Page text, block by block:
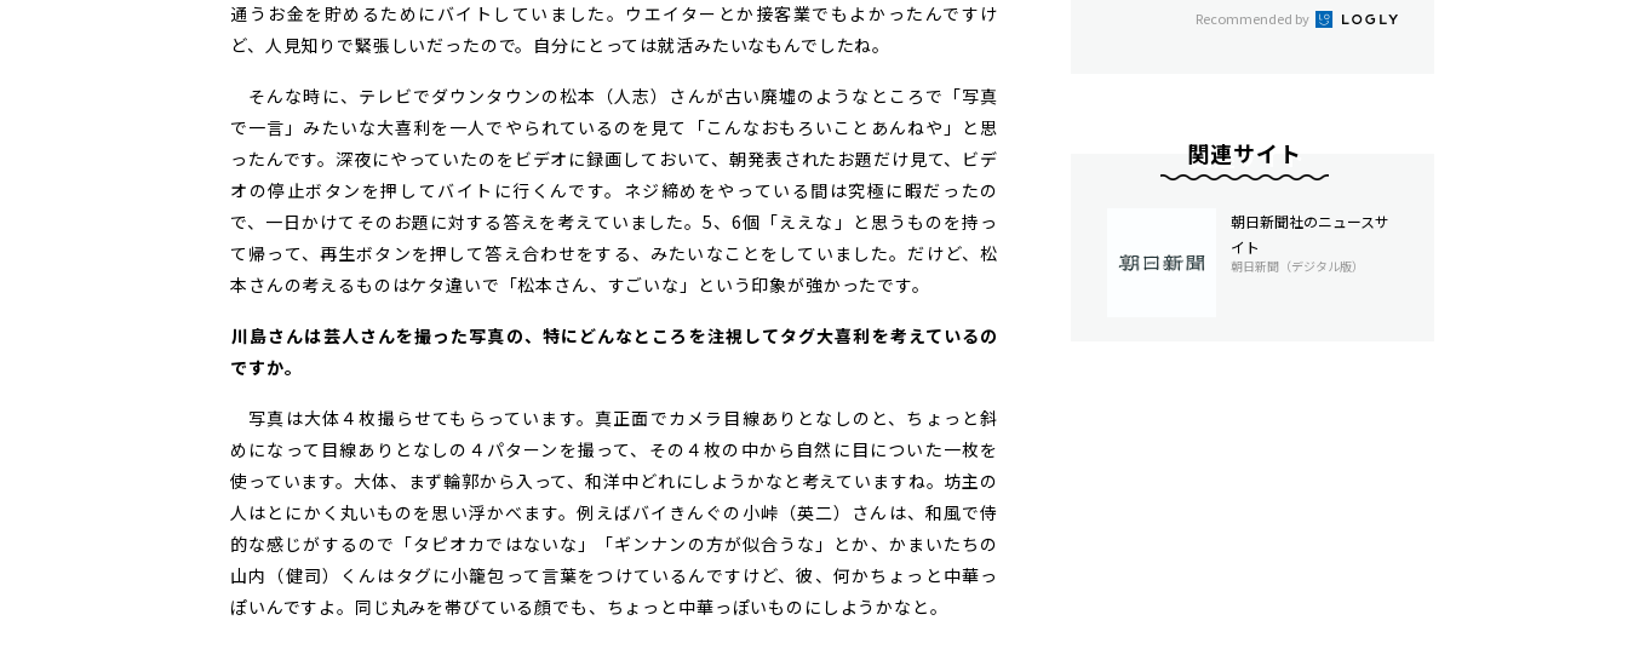
通うお金を貯めるためにバイトしていました。ウエイターとか接客業でもよかったんですけ
ど、人見知りで緊張しいだったので。自分にとっては就活みたいなもんでしたね。
そんな時に、テレビでダウンタウンの松本（人志）さんが古い廃墟のようなところで「写真
で一言」みたいな大喜利を一人でやられているのを見て「こんなおもろいことあんねや」と思
ったんです。深夜にやっていたのをビデオに録画しておいて、朝発表されたお題だけ見て、ビデ
オの停止ボタンを押してバイトに行くんです。ネジ締めをやっている間は究極に暇だったの
で、一日かけてそのお題に対する答えを考えていました。5、6個「ええな」と思うものを持っ
て帰って、再生ボタンを押して答え合わせをする、みたいなことをしていました。だけど、松
本さんの考えるものはケタ違いで「松本さん、すごいな」という印象が強かったです。
――川島さんは芸人さんを撮った写真の、特にどんなところを注視してタグ大喜利を考えているの
ですか。
写真は大体４枚撮らせてもらっています。真正面でカメラ目線ありとなしのと、ちょっと斜
めになって目線ありとなしの４パターンを撮って、その４枚の中から自然に目についた一枚を
使っています。大体、まず輪郭から入って、和洋中どれにしようかなと考えていますね。坊主の
人はとにかく丸いものを思い浮かべます。例えばバイきんぐの小峠（英二）さんは、和風で侍
的な感じがするので「タピオカではないな」「ギンナンの方が似合うな」とか、かまいたちの
山内（健司）くんはタグに小籠包って言葉をつけているんですけど、彼、何かちょっと中華っ
ぽいんですよ。同じ丸みを帯びている顔でも、ちょっと中華っぽいものにしようかなと。
Recommended by
関連サイト
朝日新聞社のニュースサ
イト
朝日新聞（デジタル版）